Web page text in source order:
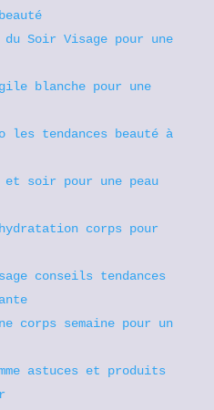
du Soir Visage pour une
blanche pour une
les tendances beauté à
soir pour une peau
corps pour
conseils tendances
corps semaine pour un
astuces et produits